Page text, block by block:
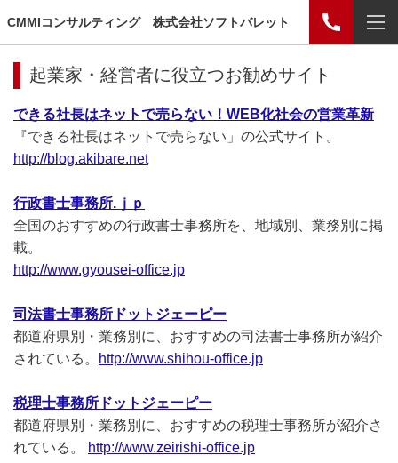
CMMIコンサルティング 株式会社ソフトバレット
起業家・経営者に役立つお勧めサイト
できる社長はネットで売らない！WEB化社会の営業革新
『できる社長はネットで売らない」の公式サイト。
http://blog.akibare.net
行政書士事務所.ｊｐ
全国のおすすめの行政書士事務所を、地域別、業務別に掲
載。
http://www.gyousei-office.jp
司法書士事務所ドットジェーピー
都道府県別・業務別に、おすすめの司法書士事務所が紹介
されている。
http://www.shihou-office.jp
税理士事務所ドットジェーピー
都道府県別・業務別に、おすすめの税理士事務所が紹介さ
れている。
http://www.zeirishi-office.jp